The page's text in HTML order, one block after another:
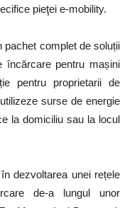
pieţei e-mobility.
pachet complet de soluții
încărcare pentru mașini
pentru proprietarii de
surse de energie
la domiciliu sau la locul
dezvoltarea unei rețele
de-a lungul unor